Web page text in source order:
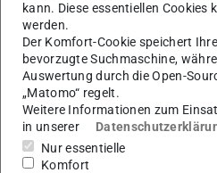
https://
kann. Diese essentiellen Cookies
werden.
Der Komfort-Cookie speichert
bevorzugte Suchmaschine,
Auswertung durch die Open-
„Matomo“ regelt.
Weitere Informationen zum
in unserer
Nur essentielle
Komfort